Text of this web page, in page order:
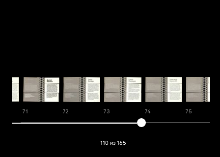
71 72 73 74 75
110 из 165